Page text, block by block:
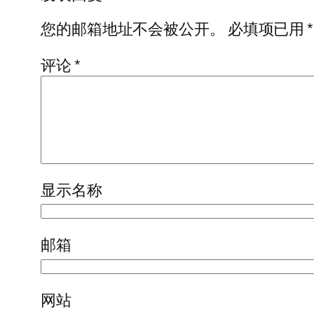
您的邮箱地址不会被公开。
必填项已用*
评论*
显示名称
邮箱
网站